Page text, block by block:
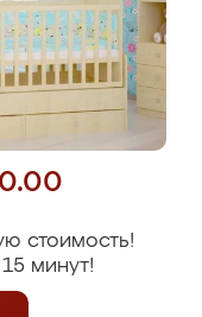
стоимость!
минут!